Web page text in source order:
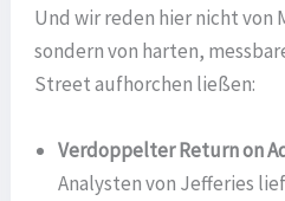
Und wir reden hier nicht von
sondern von harten,
Street aufhorchen ließen:
Verdoppelter Return on
Analysten von Jefferies